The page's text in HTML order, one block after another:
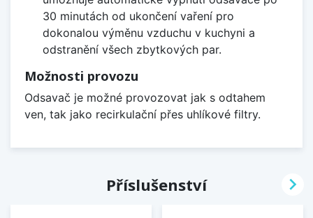
30 minutách od ukončení vaření pro
dokonalou výměnu vzduchu v kuchyni a
odstranění všech zbytkových par.
Možnosti provozu
Odsavač je možné provozovat jak s odtahem
ven, tak jako recirkulační přes uhlíkové filtry.
Příslušenství 